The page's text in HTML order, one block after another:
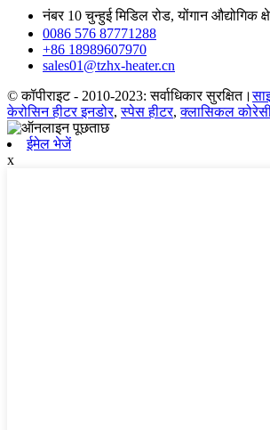
नंबर 10 चुन्हुई मिडिल रोड, योंगान
0086 576 87771288
+86 18989607970
sales01@tzhx-heater.cn
© कॉपीराइट - 2010-2023: सर्वाधिकार सुरक्षित।
केरोसिन हीटर इनडोर,स्पेस हीटर,क्लासिकल
ईमेल भेजें
x